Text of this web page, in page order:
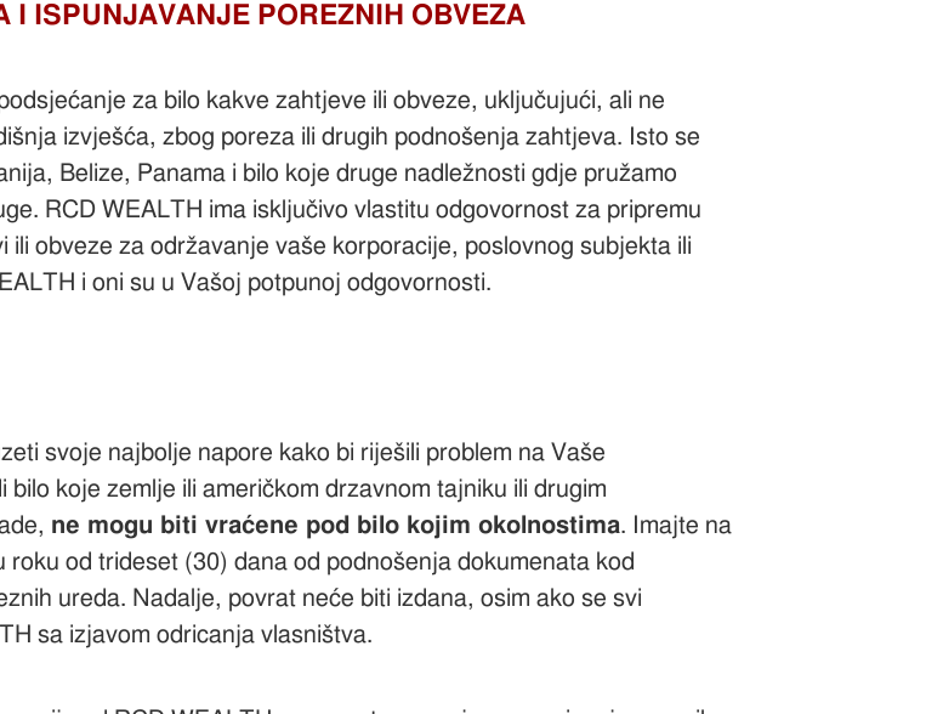
I ISPUNJAVANJE POREZNIH OBVEZA
za bilo kakve zahtjeve ili obveze, uključujući, ali ne
izvješća, zbog poreza ili drugih podnošenja zahtjeva. Isto se
Belize, Panama i bilo koje druge nadležnosti gdje pružamo
RCD WEALTH ima isključivo vlastitu odgovornost za pripremu
obveze za održavanje vaše korporacije, poslovnog subjekta ili
i oni su u Vašoj potpunoj odgovornosti.
svoje najbolje napore kako bi riješili problem na Vaše
koje zemlje ili američkom drzavnom tajniku ili drugim
ne mogu biti vraćene pod bilo kojim okolnostima. Imajte na
od trideset (30) dana od podnošenja dokumenata kod
ureda. Nadalje, povrat neće biti izdana, osim ako se svi
sa izjavom odricanja vlasništva.